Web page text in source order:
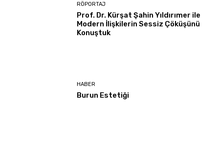
RÖPORTAJ
Prof. Dr. Kürşat Şahin Yıldırımer ile
Modern İlişkilerin Sessiz Çöküşünü
Konuştuk
HABER
Burun Estetiği